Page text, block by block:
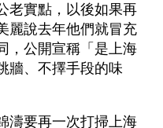
老實點，以後如果再
麗說去年他們就冒充
，公開宣稱「是上海
牆、不擇手段的味
濤要再一次打掃上海